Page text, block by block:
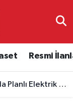
Resmi
Elektrik Kesintisi